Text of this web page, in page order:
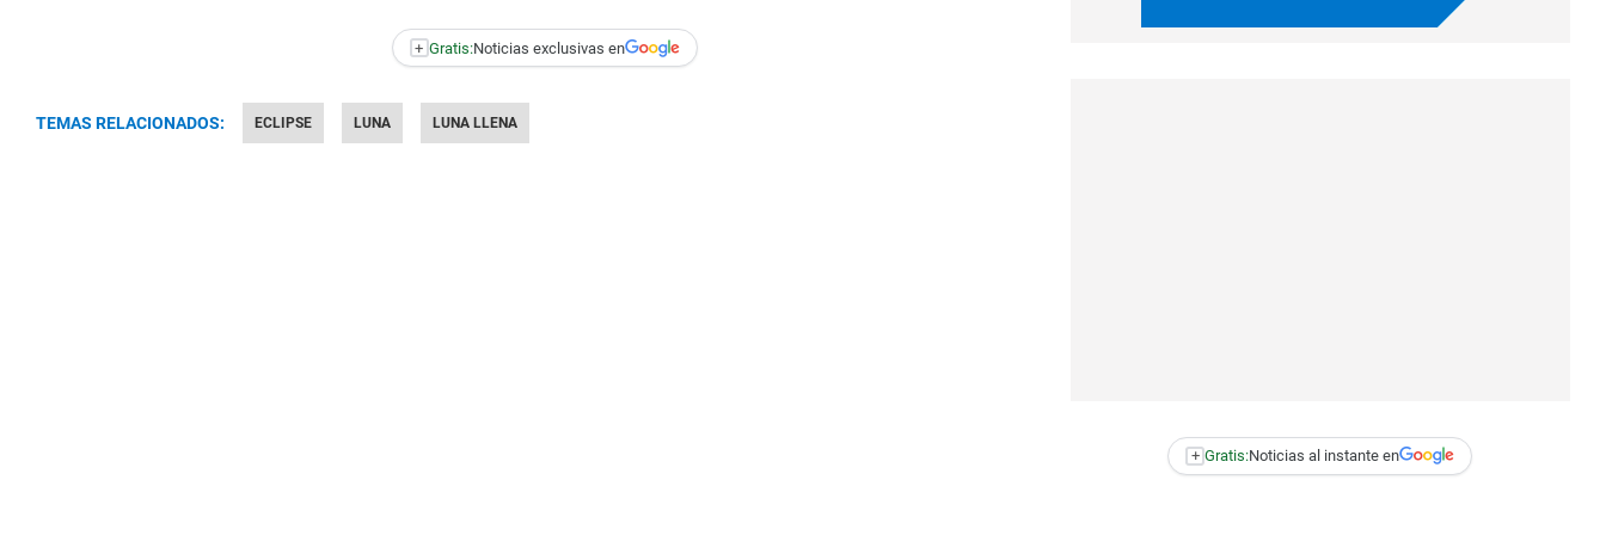
+ Gratis:Noticias exclusivas en
TEMAS RELACIONADOS: ECLIPSE LUNA LUNA LLENA
+ Gratis:Noticias al instante en